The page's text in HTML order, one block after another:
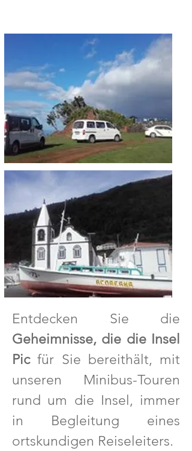
Entdecken Sie die
Geheimnisse, die die Insel
Picfür Sie bereithält, mit
unseren Minibus-Touren
rund um die Insel, immer
in Begleitung eines
ortskundigen Reiseleiters.